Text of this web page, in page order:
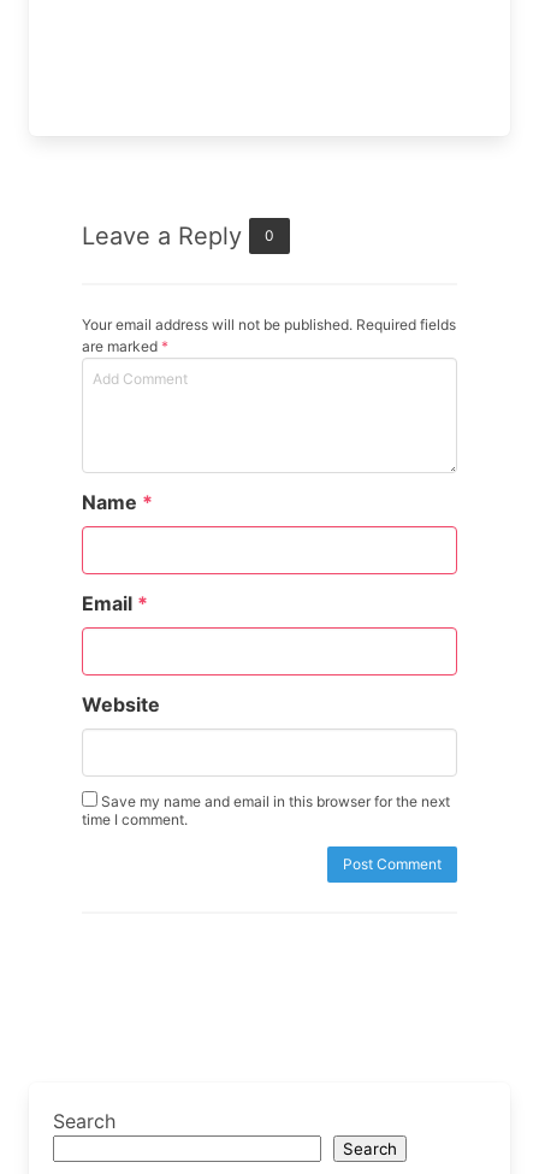
Leave a Reply 0
Your email address will not be published. Required fields
are marked *
Name *
Email *
Website
Save my name and email in this browser for the next
time I comment.
Search
Search